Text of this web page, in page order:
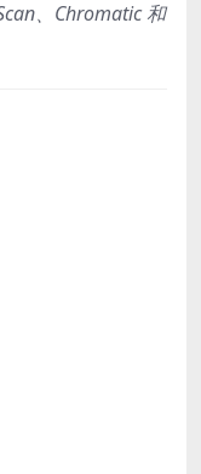
、Chromatic 和